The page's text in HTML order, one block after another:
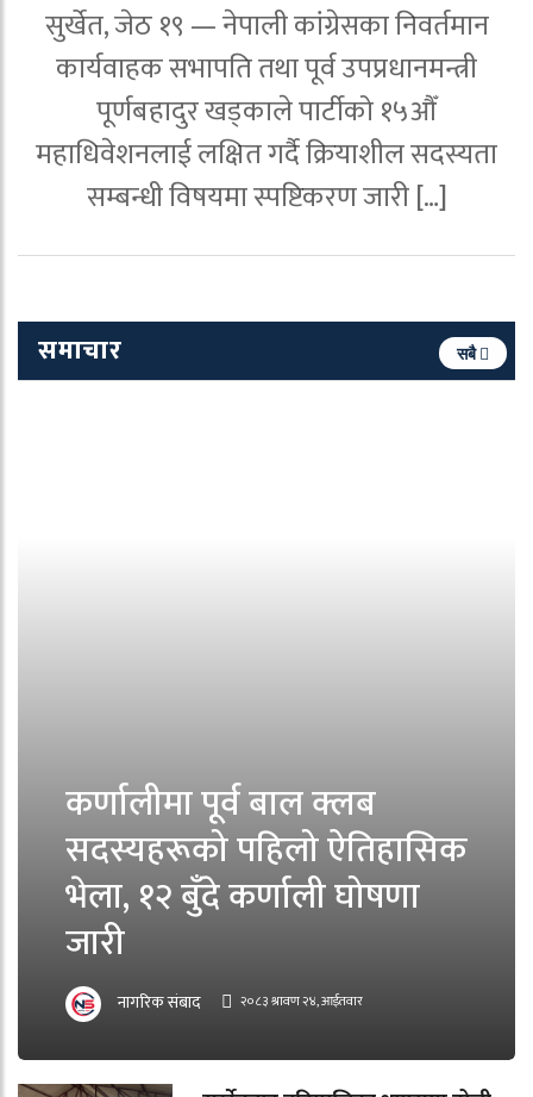
सुर्खेत, जेठ १९ — नेपाली कांग्रेसका निवर्तमान
कार्यवाहक सभापति तथा पूर्व उपप्रधानमन्त्री
पूर्णबहादुर खड्काले पार्टीको १५औँ
महाधिवेशनलाई लक्षित गर्दै क्रियाशील सदस्यता
सम्बन्धी विषयमा स्पष्टिकरण जारी […]
समाचार सबै
कर्णालीमा पूर्व बाल क्लब
सदस्यहरूको पहिलो ऐतिहासिक
भेला, १२ बुँदे कर्णाली घोषणा
जारी
नागरिक संबाद २०८३ श्रावण २४, आईतवार